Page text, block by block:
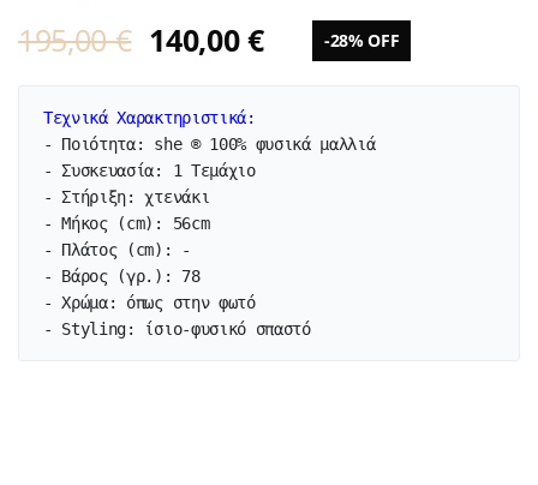
195,00€ 140,00€ -28% OFF
Τεχνικά Χαρακτηριστικά:
- Ποιότητα: she ® 100% φυσικά μαλλιά
- Συσκευασία: 1 Τεμάχιο
- Στήριξη: χτενάκι
- Μήκος (cm): 56cm
- Πλάτος (cm): -
- Βάρος (γρ.): 78
- Χρώμα: όπως στην φωτό
- Styling: ίσιο-φυσικό σπαστό